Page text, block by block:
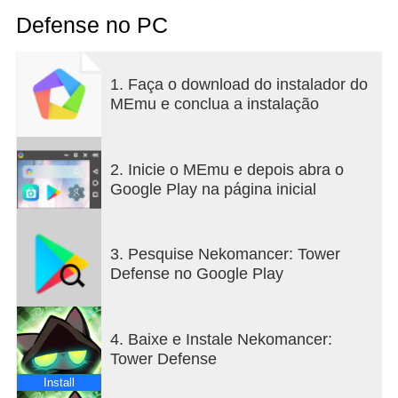
Sem tempo para desculpas. Pare-os antes que seu
mestre descubra!
mortos-vivos que se aproximam!
-------------------------------------------
◆ Tower Defense Roguelike
batalha, ganhe cartas e enfrente inimigos com sua
estratégia única. Cada partida traz uma build
totalmente nova!
◆ Domine com combinações!
Conquiste o grid com sua estratégia de
posicionamento. Maximize sinergias entre mais de
20 tipos de torres e esmague os mortos-vivos com
Defense no PC
1. Faça o download do instalador do
MEmu e conclua a instalação
2. Inicie o MEmu e depois abra o
Google Play na página inicial
3. Pesquise Nekomancer: Tower
Defense no Google Play
Install
4. Baixe e Instale Nekomancer:
Tower Defense